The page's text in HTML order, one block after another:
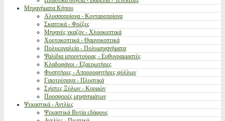
Μηχανήματα Κήπου
Αλυσσοπρίονα - Κονταροπρίονα
Σκαπτικά - Φρέζες
Μηχανές γκαζόν - Χλοοκοπτικά
Χορτοκοπτικά - Θαμνοκοπτικά
Πολυεργαλεία - Πολυμηχανήματα
Ψαλίδια μπορντούρας - Ευθυγραμμιστές
Κλαδοφάγοι - Εξαερωτήρες
Φυσητήρες - Απορροφητήρες φύλλων
Γαιοτρύπανα - Πλυστικά
Σχίστες Ξύλων - Κορμών
Προσφορές μηχανημάτων
Ψεκαστικά - Αντλίες
Ψεκαστικά Βυτία εδάφους